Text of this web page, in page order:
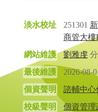
淡水校址 251301
商管大樓
網站維護
劉雅虔
最後維護
2026-08-
個資聲明
諮輔中心
校級聲明
個資管